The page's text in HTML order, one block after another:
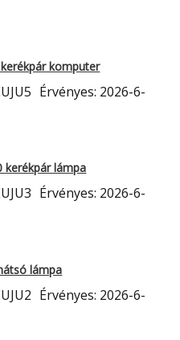
kerékpár komputer
Érvényes: 2026-6-
kerékpár lámpa
Érvényes: 2026-6-
lámpa
Érvényes: 2026-6-